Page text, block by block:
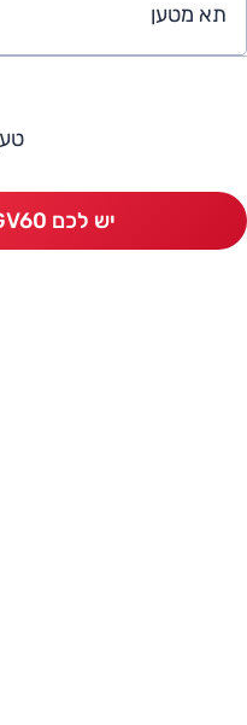
תא מטען
יש לכם GV60? כתבו חוות דעת